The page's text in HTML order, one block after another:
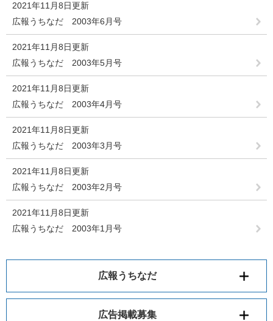
2021年11月8日更新
広報うちなだ 2003年6月号
2021年11月8日更新
広報うちなだ 2003年5月号
2021年11月8日更新
広報うちなだ 2003年4月号
2021年11月8日更新
広報うちなだ 2003年3月号
2021年11月8日更新
広報うちなだ 2003年2月号
2021年11月8日更新
広報うちなだ 2003年1月号
広報うちなだ
広告掲載募集